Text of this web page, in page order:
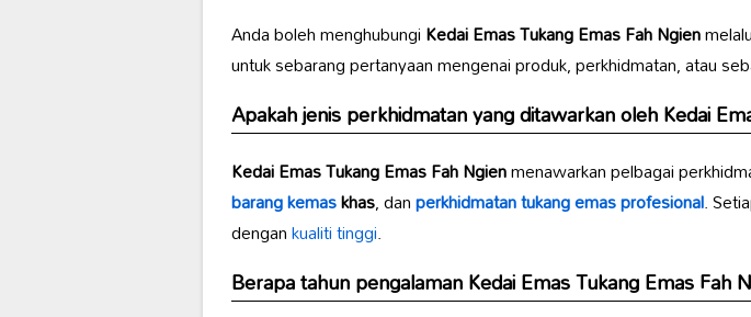
Anda boleh menghubungiKedai Emas Tukang Emas Fah Ngien
untuk sebarang pertanyaan mengenai produk, perkhidmatan, atau
Apakah jenis perkhidmatan yang ditawarkan olehKedai
Kedai Emas Tukang Emas Fah Ngienmenawarkan pelbagai
barang kemaskhas, danperkhidmatan tukang emasprofesional.
dengankualiti tinggi.
Berapa tahun pengalamanKedai Emas Tukang Emas Fah